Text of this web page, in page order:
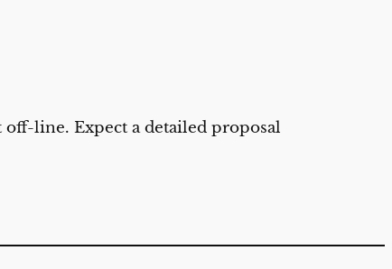
line. Expect a detailed proposal